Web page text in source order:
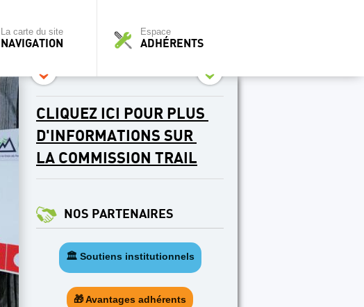
La carte du site
NAVIGATION
Espace
ADHÉRENTS
CLIQUEZ ICI POUR PLUS
D'INFORMATIONS SUR
LA COMMISSION TRAIL
NOS PARTENAIRES
🏛️ Soutiens institutionnels
🎁 Avantages adhérents